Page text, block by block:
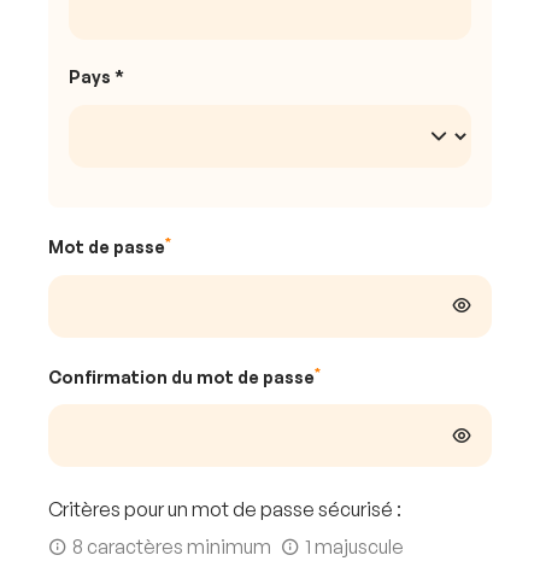
Pays *
Mot de passe
Confirmation du mot de passe
Critères pour un mot de passe sécurisé :
8 caractères minimum
1 majuscule